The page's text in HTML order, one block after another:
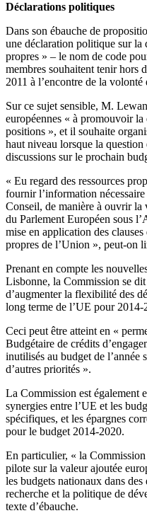
Déclarations politiques
Dans son ébauche de
une déclaration politique sur la
propres » – le nom de code
membres souhaitent tenir hors
2011 à l’encontre de la volonté
Sur ce sujet sensible, M.
européennes « à promouvoir
positions », et il souhaite
haut niveau lorsque la question
discussions sur le prochain
« Eu regard des ressources
fournir l’information
Conseil, de manière à ouvrir
du Parlement Européen sous
mise en application des
propres de l’Union », peut-on
Prenant en compte les
Lisbonne, la Commission se
d’augmenter la flexibilité des
long terme de l’UE pour 2014-
Ceci peut être atteint en «
Budgétaire de crédits
inutilisés au budget de l’année
d’autres priorités ».
La Commission est également
synergies entre l’UE et les
spécifiques, et les épargnes
pour le budget 2014-2020.
En particulier, « la
pilote sur la valeur ajoutée
les budgets nationaux dans
recherche et la politique de
texte d’ébauche.